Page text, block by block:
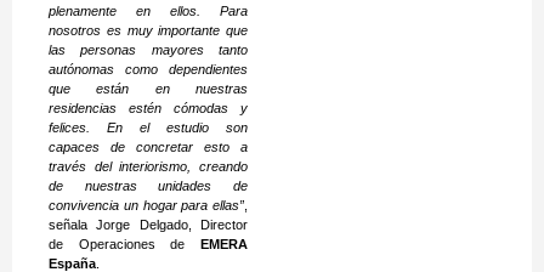
plenamente en ellos. Para
nosotros es muy importante que
las personas mayores tanto
autónomas como dependientes
que están en nuestras
residencias estén cómodas y
felices. En el estudio son
capaces de concretar esto a
través del interiorismo, creando
de nuestras unidades de
convivencia un hogar para ellas”
señala Jorge Delgado, Director
de Operaciones de EMERA
España